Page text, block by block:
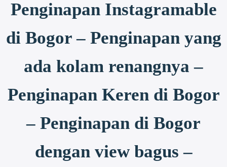
Penginapan Instagramable
di Bogor – Penginapan yang
ada kolam renangnya –
Penginapan Keren di Bogor
– Penginapan di Bogor
dengan view bagus –